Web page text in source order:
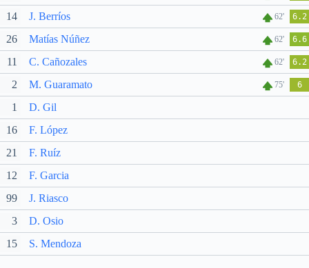
14 J. Berríos 62' 6.2
26 Matías Núñez 62' 6.6
11 C. Cañozales 62' 6.2
2 M. Guaramato 75' 6
1
D. Gil
16
F. López
21
F. Ruíz
12
F. Garcia
99
J. Riasco
3
D. Osio
15
S. Mendoza